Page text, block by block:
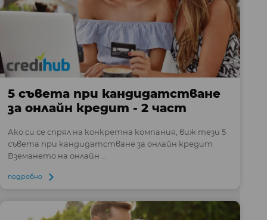
5 съвета при кандидатстване
за онлайн кредит - 2 част
Ако си се спрял на конкретна компания, виж тези 5
съвета при кандидатстване за онлайн кредит
Вземането на онлайн ...
подробно